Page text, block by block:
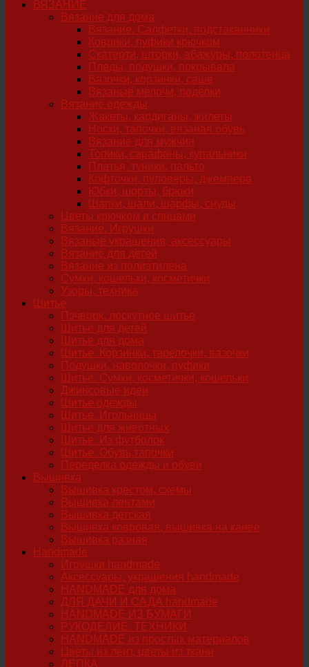
ВЯЗАНИЕ
Вязание для дома
Вязание. Салфетки, подстаканники
Коврики, пуфики крючком
Скатерти, шторки, абажуры, полотенца
Пледы, подушки, покрывала
Вазочки, корзинки, саше
Вязаные мелочи, поделки
Вязание одежды
Жакеты, кардиганы, жилеты
Носки, тапочки, вязаная обувь
Вязание для мужчин
Топики, сарафаны, купальники
Платья, туники, пальто
Кофточки, пуловеры, джемпера
Юбки, шорты, брюки
Шапки, шали, шарфы, снуды
Цветы крючком и спицами
Вязание. Игрушки
Вязаные украшения, аксессуары
Вязание для детей
Вязание из полиэтилена
Сумки, кошельки, косметички
Узоры, техника
Шитье
Пэчворк, лоскутное шитье
Шитье для детей
Шитье для дома
Шитье. Корзинки, тарелочки, вазочки
Подушки, наволочки, пуфики
Шитье. Сумки, косметички, кошельки
Джинсовые идеи
Шитье одежды
Шитье. Игольницы
Шитье для животных
Шитье. Из футболок
Шитье. Обувь,тапочки
Переделка одежды и обуви
Вышивка
Вышивка крестом, схемы
Вышивка лентами
Вышивка детская
Вышивка ковровая, вышивка на канве
Вышивка разная
Handmade
Игрушки handmade
Аксессуары, украшения handmade
HANDMADE для дома
ДЛЯ ДАЧИ И САДА handmade
HANDMADE ИЗ БУМАГИ
РУКОДЕЛИЕ. ТЕХНИКИ
HANDMADE из простых материалов
Цветы из лент, цветы из ткани
ЛЕПКА